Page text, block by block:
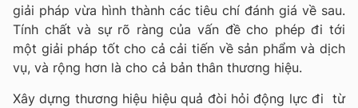
giải pháp vừa hình thành các tiêu chí đánh giá về sau.
Tính chất và sự rõ ràng của vấn đề cho phép đi tới
một giải pháp tốt cho cả cải tiến về sản phẩm và dịch
vụ, và rộng hơn là cho cả bản thân thương hiệu.
Xây dựng thương hiệu hiệu quả đòi hỏi động lực đi từ